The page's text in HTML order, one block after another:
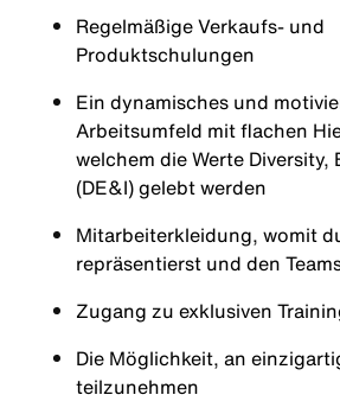
Regelmäßige Verkaufs- und
Produktschulungen
Ein dynamisches und
Arbeitsumfeld mit flachen
welchem die Werte
(DE&I) gelebt werden
Mitarbeiterkleidung, womit
repräsentierst und den
Zugang zu exklusiven
Die Möglichkeit, an
teilzunehmen